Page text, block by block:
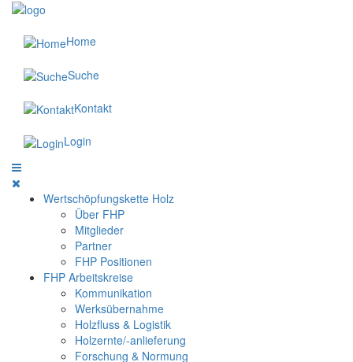
Home
Suche
Kontakt
Login
Wertschöpfungskette Holz
Über FHP
Mitglieder
Partner
FHP Positionen
FHP Arbeitskreise
Kommunikation
Werksübernahme
Holzfluss & Logistik
Holzernte/-anlieferung
Forschung & Normung